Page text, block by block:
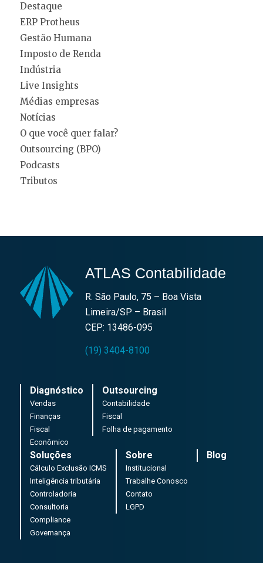
Destaque
ERP Protheus
Gestão Humana
Imposto de Renda
Indústria
Live Insights
Médias empresas
Notícias
O que você quer falar?
Outsourcing (BPO)
Podcasts
Tributos
ATLAS Contabilidade
R. São Paulo, 75 – Boa Vista
Limeira/SP – Brasil
CEP: 13486-095
(19) 3404-8100
Diagnóstico
Vendas
Finanças
Fiscal
Econômico
Outsourcing
Contabilidade
Fiscal
Folha de pagamento
Soluções
Cálculo Exclusão ICMS
Inteligência tributária
Controladoria
Consultoria
Compliance
Governança
Sobre
Institucional
Trabalhe Conosco
Contato
LGPD
Blog